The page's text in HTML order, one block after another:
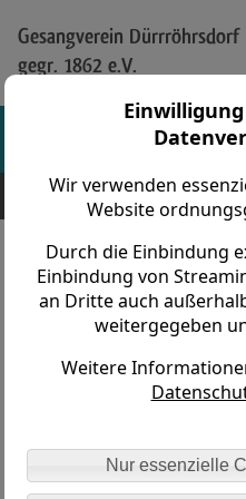
Wir verwenden
Website
Durch die Einbindung
Einbindung von
an Dritte auch
weitergegeben
Weitere
Nur essenzielle
Gesangverein Dürrröhrsdorf
gegr. 1862 e.V.
Gesangverein Dürrröhrsdorf gegr.
„ins Blaue“ denn außer
keiner wohin der
und 1219 erstmalig
Radeberg. Dort erwartete